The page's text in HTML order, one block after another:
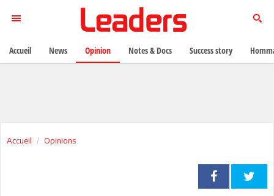
Accueil Opinions
Accueil News Opinion Notes & Docs Success story